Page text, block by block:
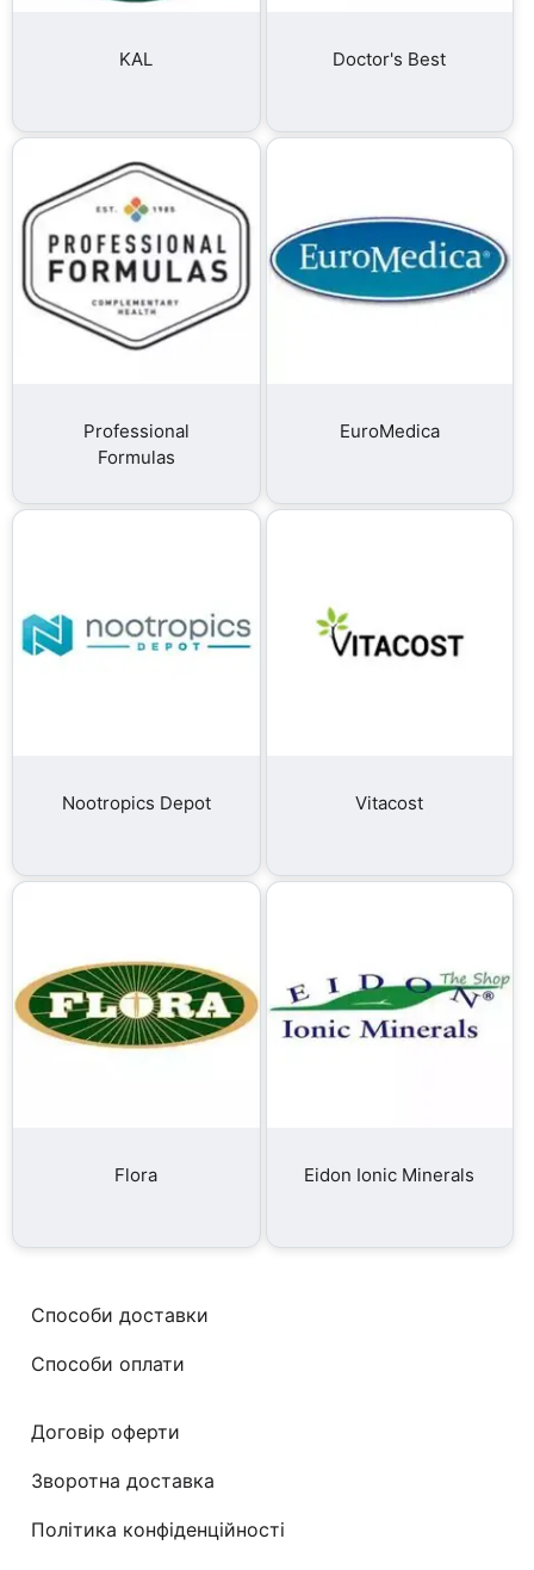
KAL Doctor's Best
Professional
Formulas
EuroMedica
Nootropics Depot Vitacost
Flora Eidon Ionic Minerals
Способи доставки
Способи оплати
Договір оферти
Зворотна доставка
Політика конфіденційності